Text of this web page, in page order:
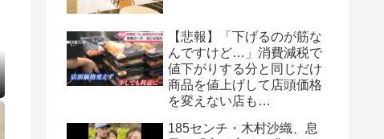
【悲報】「下げるのが筋な
んですけど…」消費減税で
値下がりする分と同じだけ
商品を値上げして店頭価格
を変えない店も…
185センチ・木村沙織、息